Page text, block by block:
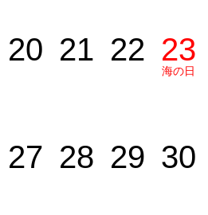
20 21 22 23
海の日
27 28 29 30